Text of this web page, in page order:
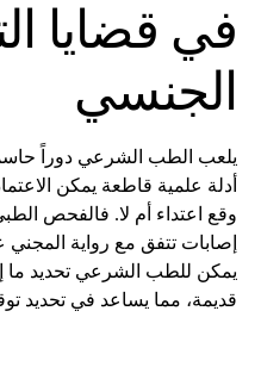
في قضايا
الجنسي
يلعب الطب الشرعي دوراً
أدلة علمية قاطعة يمكن
وقع اعتداء أم لا. فالفحص
إصابات تتفق مع رواية المجني
يمكن للطب الشرعي تحديد ما
قديمة، مما يساعد في تحديد